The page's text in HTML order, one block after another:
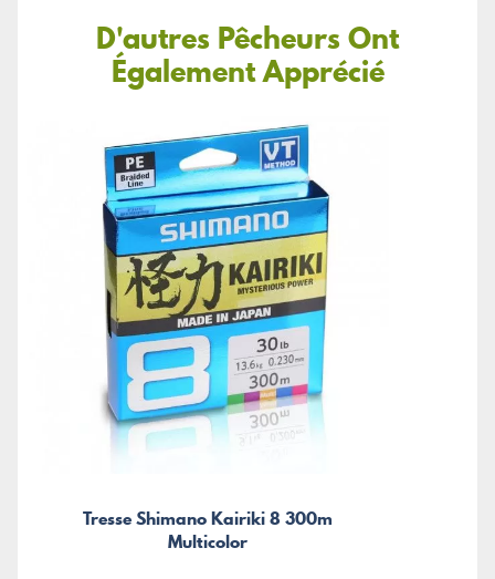
D'autres Pêcheurs Ont
Également Apprécié
Tresse Shimano Kairiki 8 300m
Multicolor